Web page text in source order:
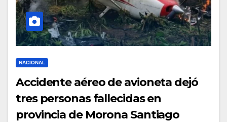
NACIONAL
Accidente aéreo de avioneta dejó
tres personas fallecidas en
provincia de Morona Santiago